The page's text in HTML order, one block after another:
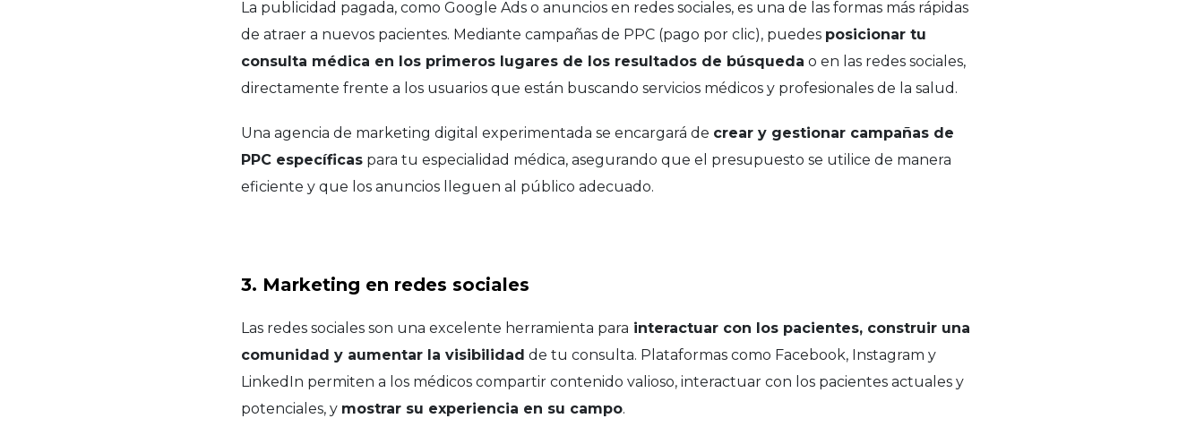
La publicidad pagada, como Google Ads o anuncios en redes sociales, es una de las formas más rápidas
de atraer a nuevos pacientes. Mediante campañas de PPC (pago por clic), puedes posicionar tu
consulta médica en los primeros lugares de los resultados de búsqueda o en las redes sociales,
directamente frente a los usuarios que están buscando servicios médicos y profesionales de la salud.
Una agencia de marketing digital experimentada se encargará de crear y gestionar campañas de
PPC específicaspara tu especialidad médica, asegurando que el presupuesto se utilice de manera
eficiente y que los anuncios lleguen al público adecuado.
3. Marketing en redes sociales
Las redes sociales son una excelente herramienta para interactuar con los pacientes, construir una
comunidad y aumentar la visibilidad de tu consulta. Plataformas como Facebook, Instagram y
LinkedIn permiten a los médicos compartir contenido valioso, interactuar con los pacientes actuales y
potenciales, y mostrar su experiencia en su campo.